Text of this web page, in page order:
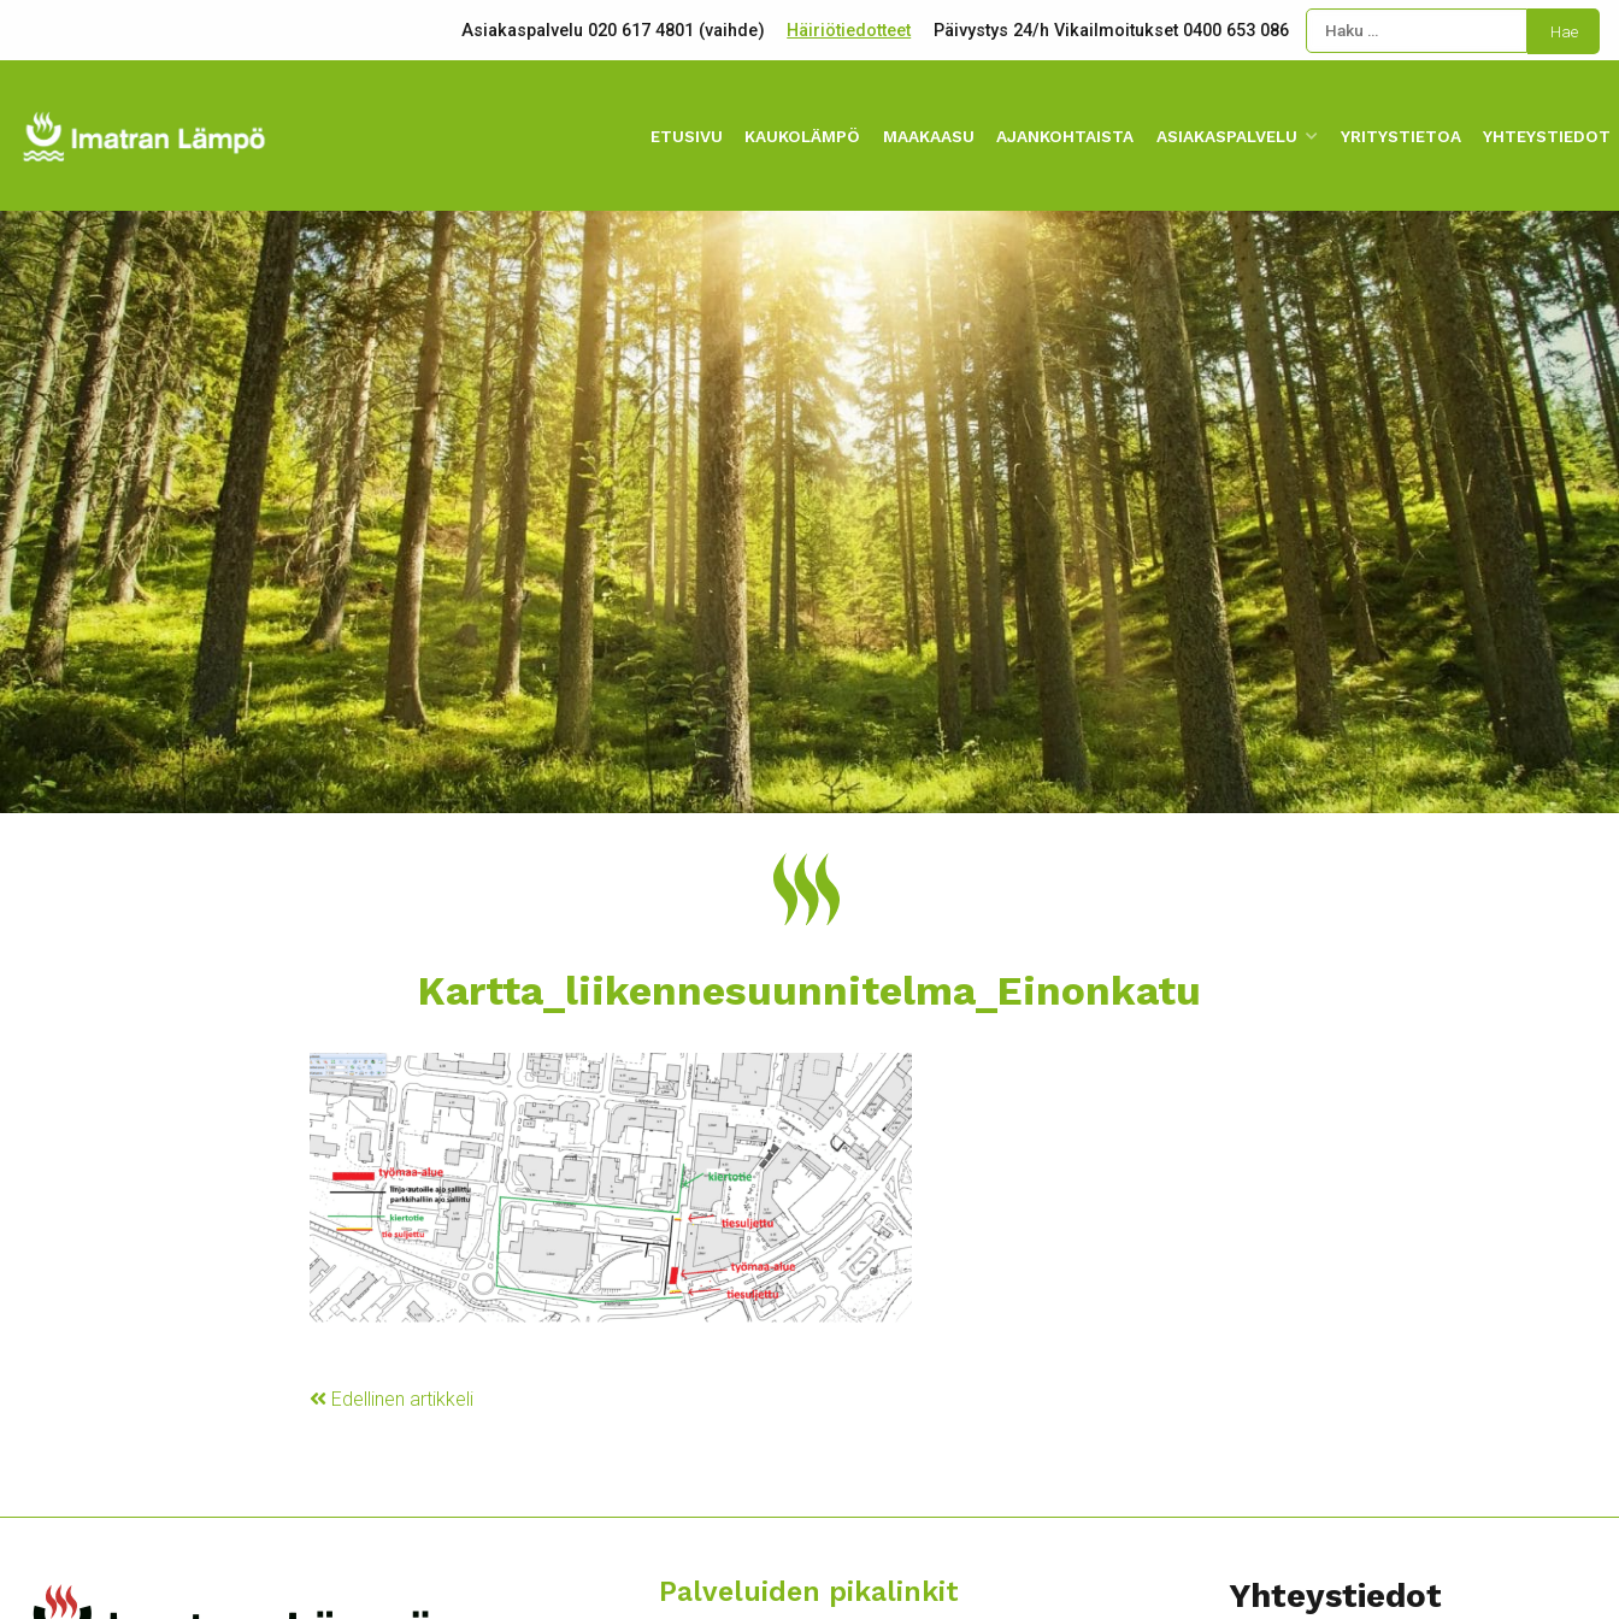
Asiakaspalvelu 020 617 4801 (vaihde) Häiriötiedotteet Päivystys 24/h Vikailmoitukset 0400 653 086
ETUSIVU KAUKOLÄMPÖ MAAKAASU AJANKOHTAISTA ASIAKASPALVELU YRITYSTIETOA YHTEYSTIEDOT
Kartta_liikennesuunnitelma_Einonkatu
Edellinen artikkeli
Palveluiden pikalinkit Yhteystiedot